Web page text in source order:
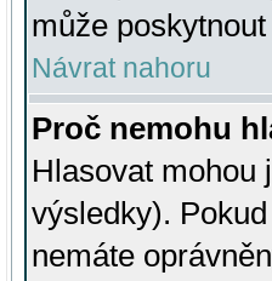
může
Návrat nahoru
Proč nemohu
Hlasovat mohou
výsledky).
nemáte